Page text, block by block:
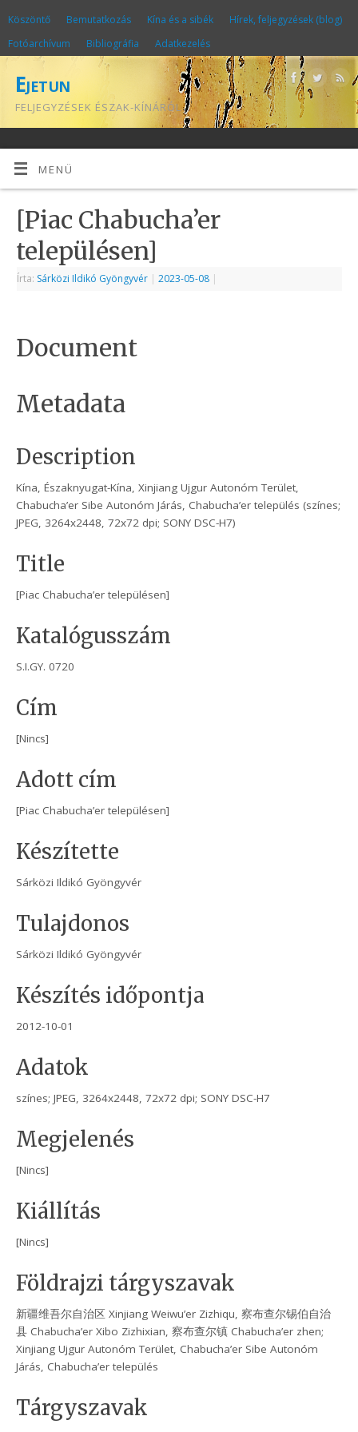
Köszöntő Bemutatkozás Kína és a sibék
Hírek, feljegyzések (blog)
Fotóarchívum
Bibliográfia Adatkezelés
Ejetun
FELJEGYZÉSEK ÉSZAK-KÍNÁRÓL
MENÜ
[Piac Chabucha’er
településen]
Írta: Sárközi Ildikó Gyöngyvér | 2023-05-08 |
Document
Metadata
Description
Kína, Északnyugat-Kína, Xinjiang Ujgur Autonóm Terület,
Chabucha’er Sibe Autonóm Járás, Chabucha’er település (színes;
JPEG, 3264x2448, 72x72 dpi; SONY DSC-H7)
Title
[Piac Chabucha’er településen]
Katalógusszám
S.I.GY. 0720
Cím
[Nincs]
Adott cím
[Piac Chabucha’er településen]
Készítette
Sárközi Ildikó Gyöngyvér
Tulajdonos
Sárközi Ildikó Gyöngyvér
Készítés időpontja
2012-10-01
Adatok
színes; JPEG, 3264x2448, 72x72 dpi; SONY DSC-H7
Megjelenés
[Nincs]
Kiállítás
[Nincs]
Földrajzi tárgyszavak
新疆维吾尔自治区 Xinjiang Weiwu’er Zizhiqu, 察布查尔锡伯自治
县 Chabucha’er Xibo Zizhixian, 察布查尔镇 Chabucha’er zhen;
Xinjiang Ujgur Autonóm Terület, Chabucha’er Sibe Autonóm
Járás, Chabucha’er település
Tárgyszavak